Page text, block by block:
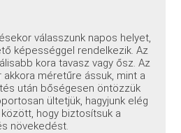
válasszunk napos helyet,
képességgel rendelkezik. Az
kora tavasz vagy ősz. Az
méretűre ássuk, mint a
után bőségesen öntözzük
ültetjük, hagyjunk elég
hogy biztosítsuk a
növekedést.